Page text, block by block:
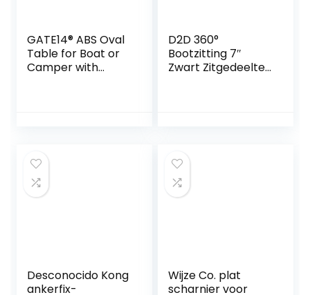
GATE14® ABS Oval
Table for Boat or
Camper with
D2D 360°
Bootzitting 7″
Zwart Zitgedeelte
Desconocido Kong
ankerfix-
Wijze Co. plat
scharnier voor